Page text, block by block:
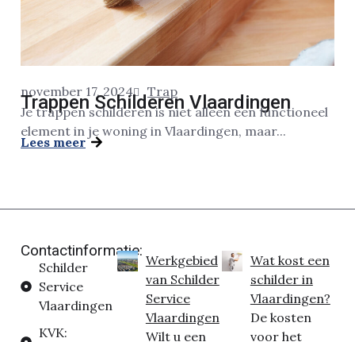
november 17, 2024 Trap
Trappen Schilderen Vlaardingen
Je trappen schilderen is niet alleen een functioneel
element in je woning in Vlaardingen, maar...
Lees meer
Contactinformatie:
Schilder
Service
Vlaardingen
KVK:
Werkgebied
van Schilder
Service
Vlaardingen
Wilt u een
Wat kost een
schilder in
Vlaardingen?
De kosten
voor het